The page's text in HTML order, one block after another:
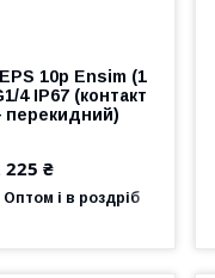
10p Ensim (1
4 IP67 (контакт
перекидний)
225 ₴
Оптом і в роздріб